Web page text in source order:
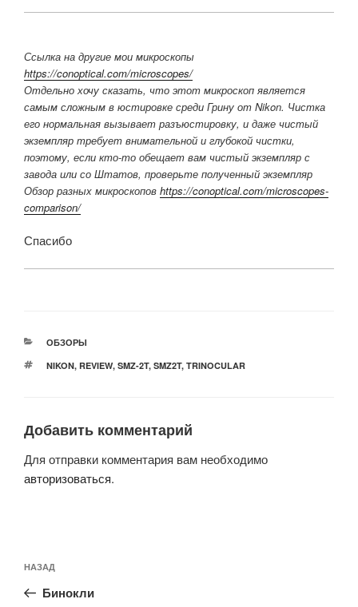
Ссылка на другие мои микроскопы
https://conoptical.com/microscopes/
Отдельно хочу сказать, что этот микроскоп является
самым сложным в юстировке среди Грину от Nikon. Чистка
его нормальная вызывает разъюстировку, и даже чистый
экземпляр требует внимательной и глубокой чистки,
поэтому, если кто-то обещает вам чистый экземпляр с
завода или со Штатов, проверьте полученный экземпляр
Обзор разных микроскопов https://conoptical.com/microscopes-
comparison/
Спасибо
РУБРИКИ
ОБЗОРЫ
МЕТКИ
NIKON, REVIEW, SMZ-2T, SMZ2T, TRINOCULAR
Добавить комментарий
Для отправки комментария вам необходимо
авторизоваться.
по
записям
Предыдущая
запись:
НАЗАД
Бинокли